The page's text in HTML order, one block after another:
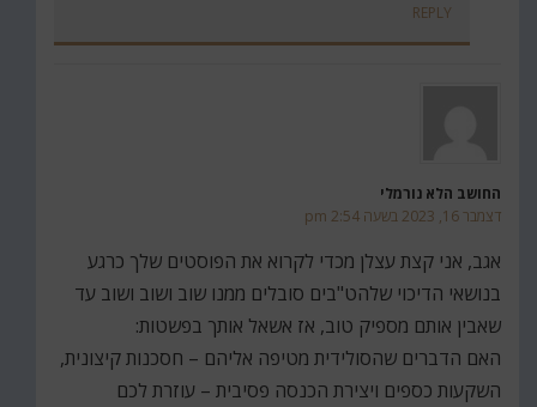
REPLY
החושב הלא נורמלי
דצמבר 16, 2023 בשעה 2:54 pm
אגב, אני קצת עצלן מכדי לקרוא את הפוסטים שלך כרגע
בנושאי הדיכוי שלהט"בים סובלים ממנו שוב ושוב ושוב עד
שאבין אותם מספיק טוב, אז אשאל אותך בפשטות:
האם הדברים שהסולידית מטיפה אליהם – חסכנות קיצונית,
השקעות כספים ויצירת הכנסה פסיבית – עוזרת לכם